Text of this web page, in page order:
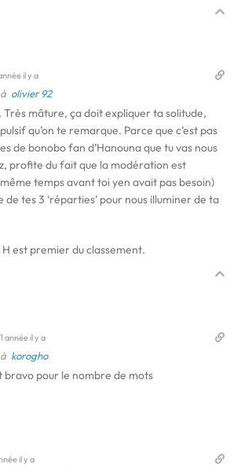
il y a
olivier 92
Très mâture, ça doit expliquer ta solitude,
qu’on te remarque. Parce que c’est pas
de bonobo fan d’Hanouna que tu vas nous
profite du fait que la modération est
temps avant toi yen avait pas besoin)
de tes 3 ‘réparties’ pour nous illuminer de ta
est premier du classement.
1 année il y a
korogho
pour le nombre de mots
il y a